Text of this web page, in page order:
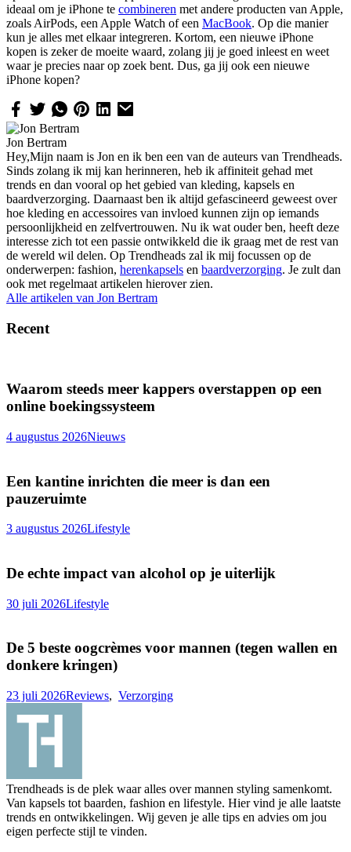
ideaal om je iPhone te combineren met andere producten van Apple,
zoals AirPods, een Apple Watch of een MacBook. Op die manier
kun je alles met elkaar integreren. Kortom, een nieuwe iPhone
kopen is zeker de moeite waard, zolang jij je goed inleest en weet
waar je precies naar op zoek bent. Dus, ga jij ook een nieuwe
iPhone kopen?
Jon Bertram
Hey,Mijn naam is Jon en ik ben een van de auteurs van Trendheads.
Sinds zolang ik mij kan herinneren, heb ik affiniteit gehad met
trends en dan vooral op het gebied van kleding, kapsels en
baardverzorging. Daarnaast ben ik altijd gefascineerd geweest over
hoe kleding en accessoires van invloed kunnen zijn op iemands
persoonlijkheid en zelfvertrouwen. Nu ik wat ouder ben, heeft deze
interesse zich tot een passie ontwikkeld die ik graag met de rest van
de wereld wil delen. Op Trendheads zal ik mij focussen op de
onderwerpen: fashion, herenkapsels en baardverzorging. Je zult dan
ook met regelmaat artikelen hierover zien.
Alle artikelen van Jon Bertram
Recent
Waarom steeds meer kappers overstappen op een
online boekingssysteem
4 augustus 2026Nieuws
Een kantine inrichten die meer is dan een
pauzeruimte
3 augustus 2026Lifestyle
De echte impact van alcohol op je uiterlijk
30 juli 2026Lifestyle
De 5 beste oogcrèmes voor mannen (tegen wallen en
donkere kringen)
23 juli 2026Reviews, Verzorging
Trendheads is de plek waar alles over mannen styling samenkomt.
Van kapsels tot baarden, fashion en lifestyle. Hier vind je alle laatste
trends en ontwikkelingen. Wij geven je alle tips en advies om jou
eigen perfecte stijl te vinden.